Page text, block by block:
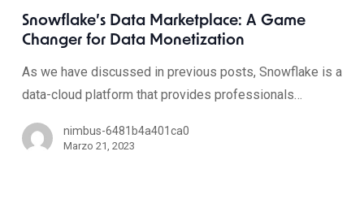
Snowflake’s Data Marketplace: A Game
Changer for Data Monetization
As we have discussed in previous posts, Snowflake is a
data-cloud platform that provides professionals…
nimbus-6481b4a401ca0
Marzo 21, 2023